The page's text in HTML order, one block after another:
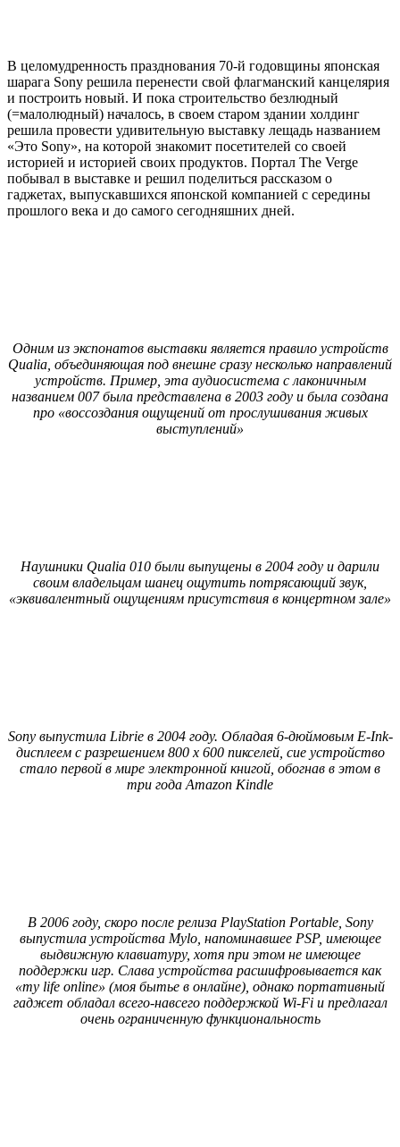
В целомудренность празднования 70-й годовщины японская
шарага Sony решила перенести свой флагманский канцелярия
и построить новый. И пока строительство безлюдный
(=малолюдный) началось, в своем старом здании холдинг
решила провести удивительную выставку лещадь названием
«Это Sony», на которой знакомит посетителей со своей
историей и историей своих продуктов. Портал The Verge
побывал в выставке и решил поделиться рассказом о
гаджетах, выпускавшихся японской компанией с середины
прошлого века и до самого сегодняшних дней.
Одним из экспонатов выставки является правило устройств
Qualia, объединяющая под внешне сразу несколько направлений
устройств. Пример, эта аудиосистема с лаконичным
названием 007 была представлена в 2003 году и была создана
про «воссоздания ощущений от прослушивания живых
выступлений»
Наушники Qualia 010 были выпущены в 2004 году и дарили
своим владельцам шанец ощутить потрясающий звук,
«эквивалентный ощущениям присутствия в концертном зале»
Sony выпустила Librie в 2004 году. Обладая 6-дюймовым E-Ink-
дисплеем с разрешением 800 x 600 пикселей, сие устройство
стало первой в мире электронной книгой, обогнав в этом в
три года Amazon Kindle
В 2006 году, скоро после релиза PlayStation Portable, Sony
выпустила устройства Mylo, напоминавшее PSP, имеющее
выдвижную клавиатуру, хотя при этом не имеющее
поддержки игр. Слава устройства расшифровывается как
«my life online» (моя бытье в онлайне), однако портативный
гаджет обладал всего-навсего поддержкой Wi-Fi и предлагал
очень ограниченную функциональность